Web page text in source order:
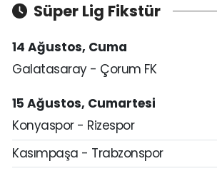
Süper Lig Fikstür
14 Ağustos, Cuma
Galatasaray - Çorum FK
15 Ağustos, Cumartesi
Konyaspor - Rizespor
Kasımpaşa - Trabzonspor